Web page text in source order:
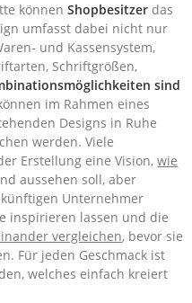
könnenShopbesitzer das
umfasst dabei nicht nur
und Kassensystem,
Schriftgrößen,
sind
im Rahmen eines
Designs in Ruhe
werden. Viele
Erstellung eine Vision,wie
aussehen soll, aber
Unternehmer
inspirieren lassen und die
vergleichen, bevor sie
Für jeden Geschmack ist
welches einfach kreiert